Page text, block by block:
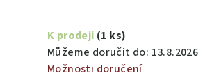
cena:
K prodeji (1 ks)
Můžeme doručit do: 13.8.2026
Možnosti doručení